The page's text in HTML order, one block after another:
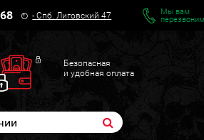
-Спб. Лиговский 47
Мы вам
перезвоним
Безопасная
и удобная оплата